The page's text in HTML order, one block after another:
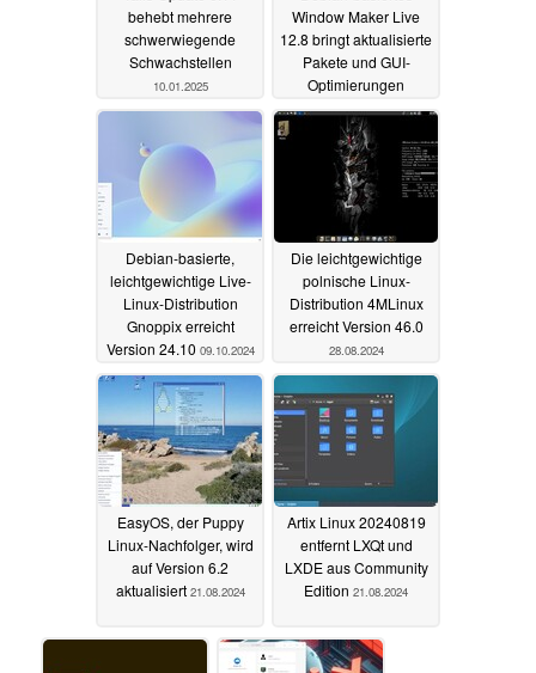
behebt mehrere
schwerwiegende
Schwachstellen
10.01.2025
Window Maker Live
12.8 bringt aktualisierte
Pakete und GUI-
Optimierungen
10.12.2024
Debian-basierte,
leichtgewichtige Live-
Linux-Distribution
Gnoppix erreicht
Version 24.10 09.10.2024
Die leichtgewichtige
polnische Linux-
Distribution 4MLinux
erreicht Version 46.0
28.08.2024
EasyOS, der Puppy
Linux-Nachfolger, wird
auf Version 6.2
aktualisiert 21.08.2024
Artix Linux 20240819
entfernt LXQt und
LXDE aus Community
Edition 21.08.2024